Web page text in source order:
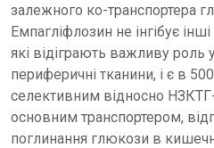
залежного ко-транспортера
Емпагліфлозин не інгібує
які відіграють важливу роль
периферичні тканини, і є в
селективним відносно
основним транспортером,
поглинання глюкози в